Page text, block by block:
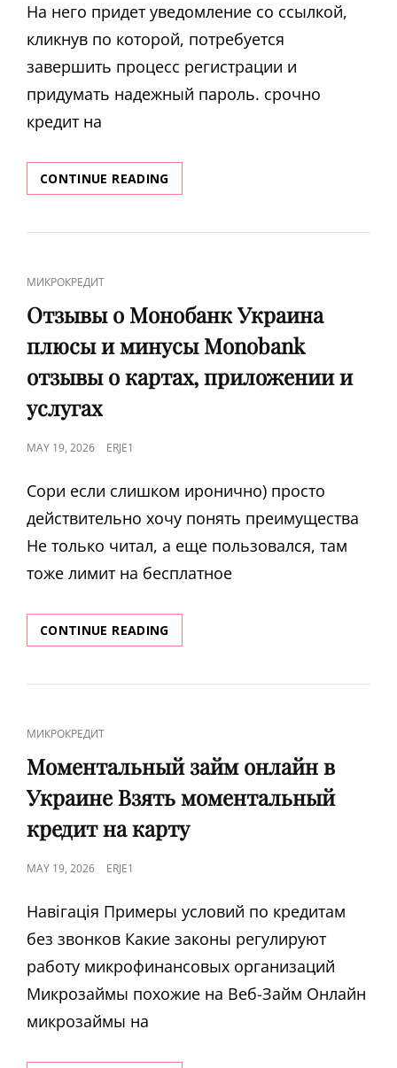
На него придет уведомление со ссылкой,
кликнув по которой, потребуется
завершить процесс регистрации и
придумать надежный пароль. срочно
кредит на
CONTINUE READINGСМАРТИВЕЙ
SMARTIWAY
ОНЛАЙН
В
ЛИЧНЫЙ
КАБИНЕТ
HTTPS:
CAT
LINKS
МИКРОКРЕДИТ
Отзывы о Монобанк Украина
плюсы и минусы Monobank
отзывы о картах, приложении и
услугах
POSTED
MAY 19, 2026 ERJE1
Сори если слишком иронично) просто
действительно хочу понять преимущества
Не только читал, а еще пользовался, там
тоже лимит на бесплатное
CONTINUE READINGОТЗЫВЫ
О
УКРАИНА
MONOBANK
ОТЗЫВЫ
О
ПРИЛОЖЕНИИ
CAT
LINKS
МИКРОКРЕДИТ
Моментальный займ онлайн в
Украине Взять моментальный
кредит на карту
POSTED
MAY 19, 2026 ERJE1
Навігація Примеры условий по кредитам
без звонков Какие законы регулируют
работу микрофинансовых организаций
Микрозаймы похожие на Веб-Займ Онлайн
микрозаймы на